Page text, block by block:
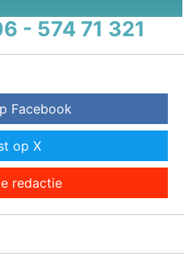
- 574 71 321
Facebook
op X
redactie